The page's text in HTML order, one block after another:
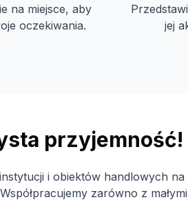
na miejsce, aby
oczekiwania.
jej
przyjemność!
i obiektów handlowych na
zarówno z